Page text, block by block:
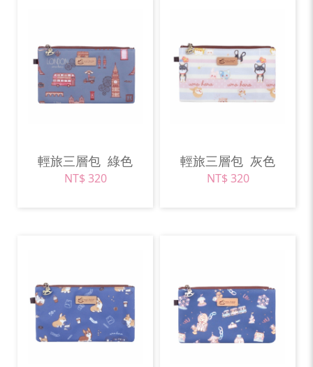
輕旅三層包 綠色
NT$ 320
輕旅三層包 灰色
NT$ 320